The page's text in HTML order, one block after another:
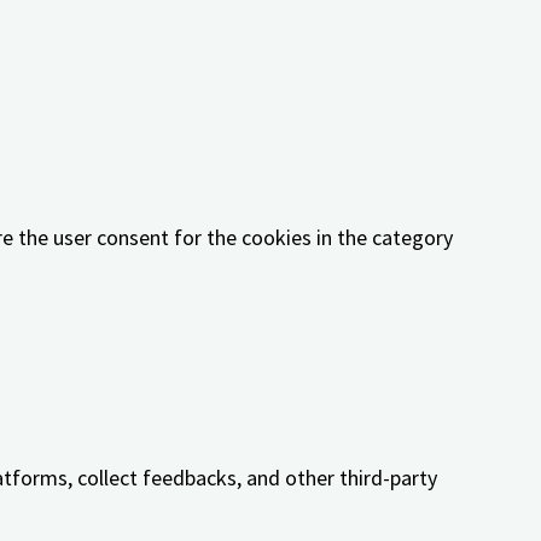
the user consent for the cookies in the category
collect feedbacks, and other third-party